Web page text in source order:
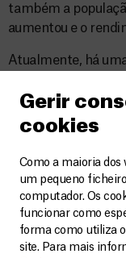
Gerir
cookies
Como a maioria dos
um pequeno
computador. Os
funcionar como
forma como utiliza
site. Para mais
também a
aumentou e o
Atualmente, há
humanitárias no
A MSF insta a
saneamento,
para as milhares
indescritível no